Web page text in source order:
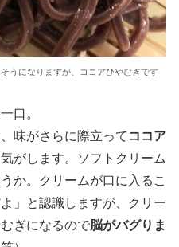
うになりますが、ココアひやむぎです
口。
味がさらに際立って ココア
気がします。ソフトクリーム
か。クリームが口に入るこ
」と認識しますが、クリー
ぎになるので脳がバグりま